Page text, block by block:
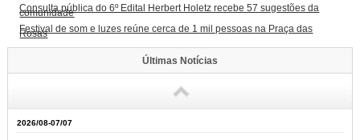
Consulta pública do 6º Edital Herbert Holetz recebe 57 sugestões da
comunidade
Festival de som e luzes reúne cerca de 1 mil pessoas na Praça das
Rosas
Últimas Notícias
2026/08-07/07